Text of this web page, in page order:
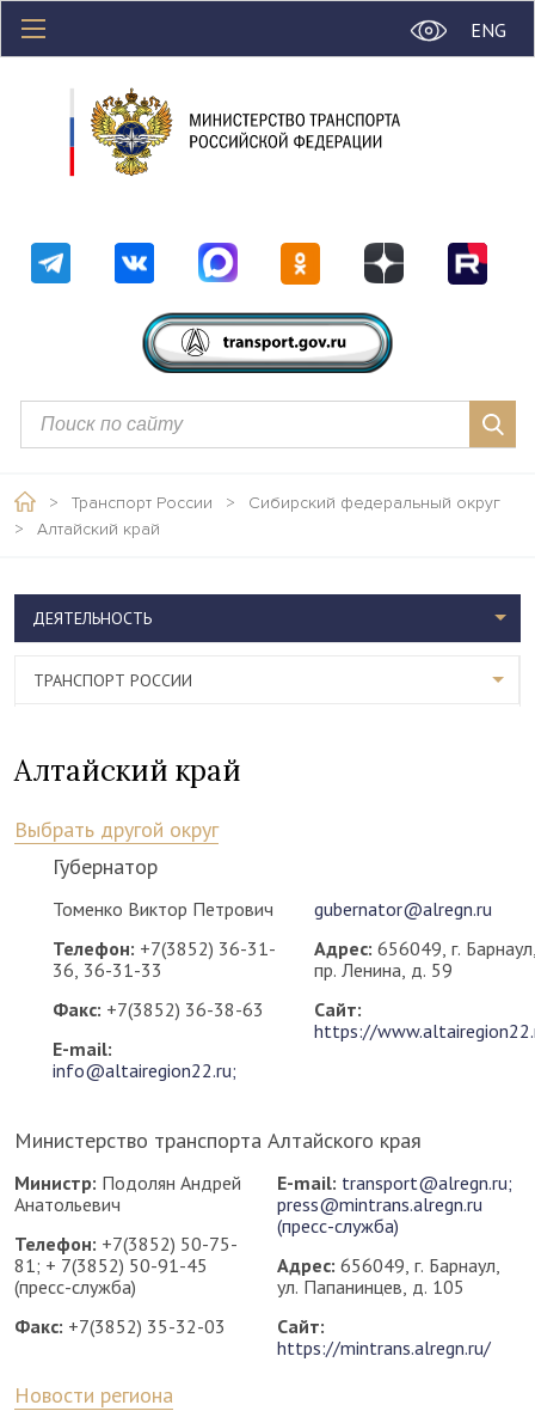
ENG
> Транспорт России >
Сибирский федеральный округ
>
Алтайский край
Алтайский край
Выбрать другой округ
Губернатор
Томенко Виктор Петрович
Телефон: +7(3852) 36-31-
36, 36-31-33
Факс: +7(3852) 36-38-63
E-mail:
info@altairegion22.ru;
gubernator@alregn.ru
Адрес: 656049, г.
пр. Ленина, д. 59
Сайт:
https://
Министерство транспорта Алтайского края
Министр: Подолян Андрей
Анатольевич
Телефон: +7(3852) 50-75-
81; + 7(3852) 50-91-45
(пресс-служба)
Факс: +7(3852) 35-32-03
E-mail: transport@alregn.ru;
press@mintrans.alregn.ru
(пресс-служба)
Адрес: 656049, г. Барнаул,
ул. Папанинцев, д. 105
Сайт:
https://mintrans.alregn.ru/
Новости региона
ДЕЯТЕЛЬНОСТЬ
ТРАНСПОРТ РОССИИ